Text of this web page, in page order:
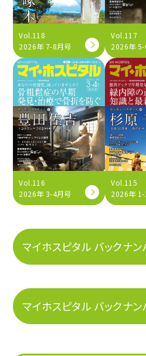
Vol.118
2026年 7-8月号
Vol.117
2026年 5-
Vol.116
2026年 3-4月号
Vol.115
2026年 1-
マイホスピタル バックナ
マイホスピタル バックナ